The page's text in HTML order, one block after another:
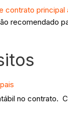
contrato
recomendado
no contrato.